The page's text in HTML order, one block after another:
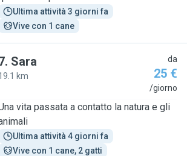
Ultima attività 3 giorni fa
Vive con 1 cane
. Sara
km
da
25 €
/giorno
vita passata a contatto la natura e gli
Ultima attività 4 giorni fa
Vive con 1 cane, 2 gatti